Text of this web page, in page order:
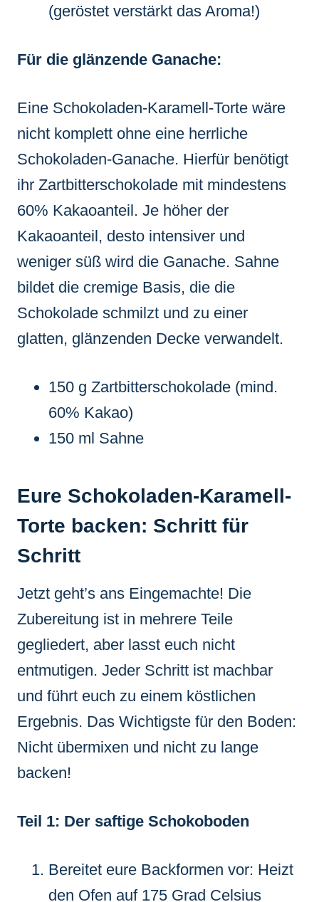
(geröstet verstärkt das Aroma!)
Für die glänzende Ganache:
Eine Schokoladen-Karamell-Torte wäre
nicht komplett ohne eine herrliche
Schokoladen-Ganache. Hierfür benötigt
ihr Zartbitterschokolade mit mindestens
60% Kakaoanteil. Je höher der
Kakaoanteil, desto intensiver und
weniger süß wird die Ganache. Sahne
bildet die cremige Basis, die die
Schokolade schmilzt und zu einer
glatten, glänzenden Decke verwandelt.
150 g Zartbitterschokolade (mind.
60% Kakao)
150 ml Sahne
Eure Schokoladen-Karamell-
Torte backen: Schritt für
Schritt
Jetzt geht’s ans Eingemachte! Die
Zubereitung ist in mehrere Teile
gegliedert, aber lasst euch nicht
entmutigen. Jeder Schritt ist machbar
und führt euch zu einem köstlichen
Ergebnis. Das Wichtigste für den Boden:
Nicht übermixen und nicht zu lange
backen!
Teil 1: Der saftige Schokoboden
Bereitet eure Backformen vor: Heizt
den Ofen auf 175 Grad Celsius